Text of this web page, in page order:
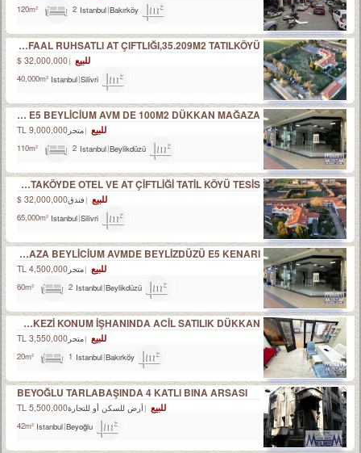
120m²
2 Istanbul Bakırköy
SILIVRI ORTAKÖYDE FAAL RUHSATLI AT ÇIFTLIĞI,35.209M2 TATILKÖYÜ
للبيع 32,000,000 $
40,000m²
Istanbul Silivri
BEYLİKDÜZÜ E5 BEYLİCİUM AVM DE 100M2 DÜKKAN MAĞAZA
للبيع متجر9,000,000 TL
110m²
2 Istanbul Beylikdüzü
İSTANBUL SİLİVRİ ORTAKÖYDE OTEL VE AT ÇİFTLİĞİ TATİL KÖYÜ TESİS
للبيع فندق32,000,000 $
65,000m²
Istanbul Silivri
SATILIK DÜKKAN-MAĞAZA BEYLİCİUM AVMDE BEYLİZDÜZÜ E5 KENARI
للبيع متجر4,500,000 TL
60m²
2 Istanbul Beylikdüzü
BAKIRKÖYDE MERKEZİ KONUM İŞHANINDA ACİL SATILIK DÜKKAN
للبيع متجر3,550,000 TL
20m²
1 Istanbul Bakırköy
BEYOĞLU TARLABAŞINDA 4 KATLI BINA ARSASI
للبيع أرض للسكن أو للتجارة5,500,000 TL
42m²
Istanbul Beyoğlu